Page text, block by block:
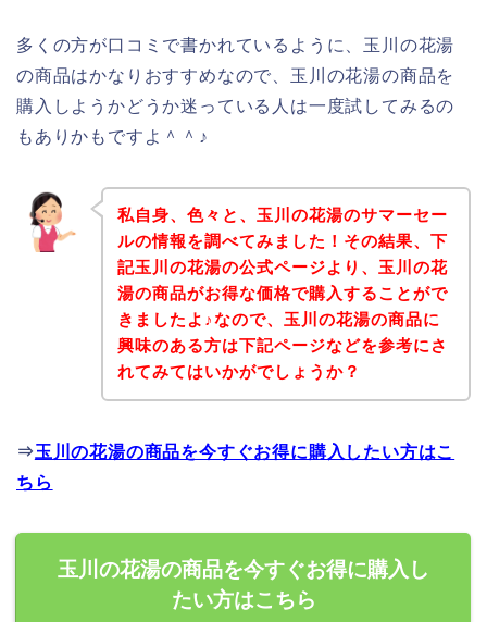
多くの方が口コミで書かれているように、玉川の花湯
の商品はかなりおすすめなので、玉川の花湯の商品を
購入しようかどうか迷っている人は一度試してみるの
もありかもですよ＾＾♪
私自身、色々と、玉川の花湯のサマーセー
ルの情報を調べてみました！その結果、下
記玉川の花湯の公式ページより、玉川の花
湯の商品がお得な価格で購入することがで
きましたよ♪なので、玉川の花湯の商品に
興味のある方は下記ページなどを参考にさ
れてみてはいかがでしょうか？
⇒玉川の花湯の商品を今すぐお得に購入したい方はこ
ちら
玉川の花湯の商品を今すぐお得に購入し
たい方はこちら